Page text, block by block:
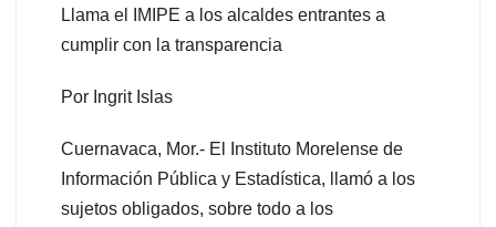
Llama el IMIPE a los alcaldes entrantes a
cumplir con la transparencia
Por Ingrit Islas
Cuernavaca, Mor.- El Instituto Morelense de
Información Pública y Estadística, llamó a los
sujetos obligados, sobre todo a los